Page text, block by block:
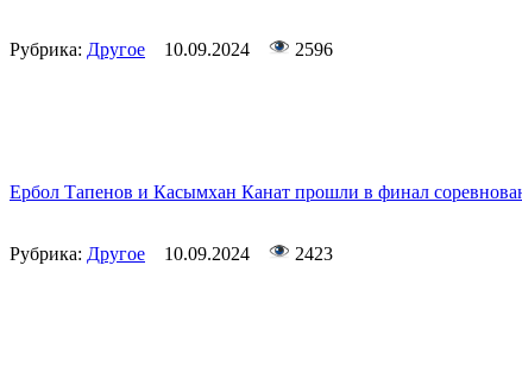
Рубрика: Другое 10.09.2024 2596
Ербол Тапенов и Касымхан Канат прошли в финал
Рубрика: Другое 10.09.2024 2423